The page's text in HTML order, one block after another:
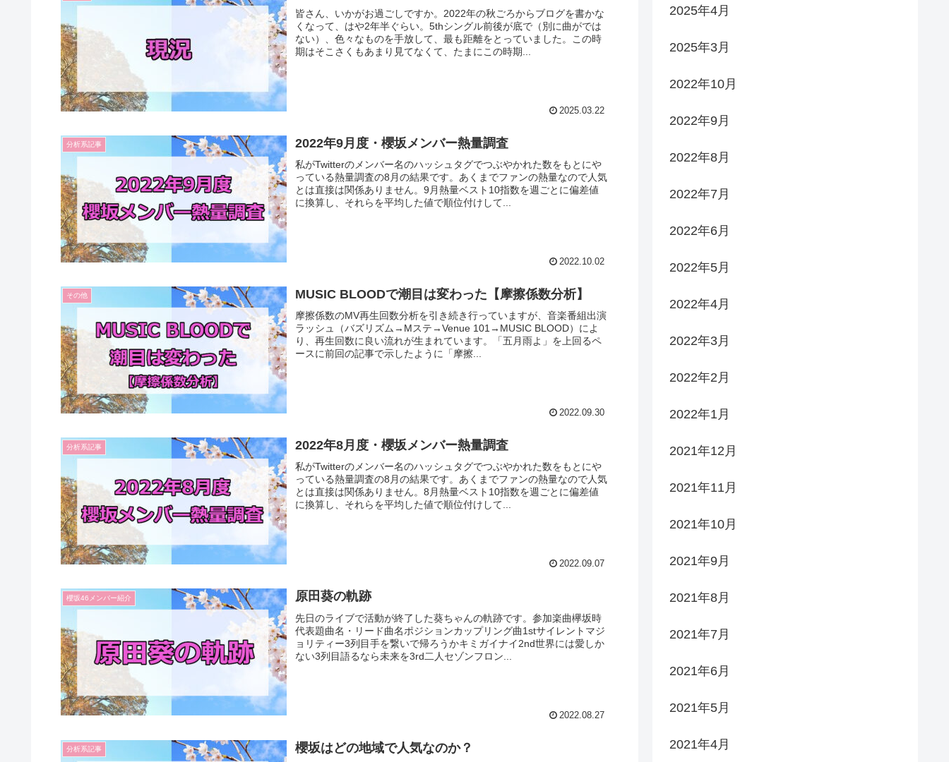
皆さん、いかがお過ごしですか。2022年の秋ごろからブログを書かな
くなって、はや2年半ぐらい。5thシングル前後が底で（別に曲がでは
ない）、色々なものを手放して、最も距離をとっていました。この時
期はそこさくもあまり見てなくて、たまにこの時期...
2025.03.22
分析系記事 2022年9月度・櫻坂メンバー熱量調査
私がTwitterのメンバー名のハッシュタグでつぶやかれた数をもとにや
っている熱量調査の8月の結果です。あくまでファンの熱量なので人気
とは直接は関係ありません。9月熱量ベスト10指数を週ごとに偏差値
に換算し、それらを平均した値で順位付けして...
2022.10.02
その他 MUSIC BLOODで潮目は変わった【摩擦係数分析】
摩擦係数のMV再生回数分析を引き続き行っていますが、音楽番組出演
ラッシュ（バズリズム→Mステ→Venue 101→MUSIC BLOOD）によ
り、再生回数に良い流れが生まれています。「五月雨よ」を上回るペ
ースに前回の記事で示したように「摩擦...
2022.09.30
分析系記事 2022年8月度・櫻坂メンバー熱量調査
私がTwitterのメンバー名のハッシュタグでつぶやかれた数をもとにや
っている熱量調査の8月の結果です。あくまでファンの熱量なので人気
とは直接は関係ありません。8月熱量ベスト10指数を週ごとに偏差値
に換算し、それらを平均した値で順位付けして...
2022.09.07
櫻坂46メンバー紹介 原田葵の軌跡
先日のライブで活動が終了した葵ちゃんの軌跡です。参加楽曲欅坂時
代表題曲名・リード曲名ポジションカップリング曲1stサイレントマジ
ョリティー3列目手を繋いで帰ろうかキミガイナイ2nd世界には愛しか
ない3列目語るなら未来を3rd二人セゾンフロン...
2022.08.27
分析系記事 櫻坂はどの地域で人気なのか？
2025年4月
2025年3月
2022年10月
2022年9月
2022年8月
2022年7月
2022年6月
2022年5月
2022年4月
2022年3月
2022年2月
2022年1月
2021年12月
2021年11月
2021年10月
2021年9月
2021年8月
2021年7月
2021年6月
2021年5月
2021年4月